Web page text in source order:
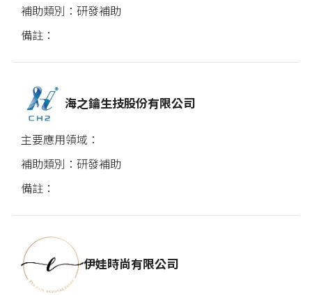
研發補助
海之鑰生技股份有限公司
研發補助
伊娃時尚有限公司